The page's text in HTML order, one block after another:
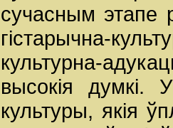
сучасным этапе
гістарычна-
культурна-
высокія думкі.
культуры, якія